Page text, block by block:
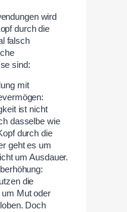
wird
durch die
falsch
sind:
mit
ist nicht
dasselbe wie
durch die
geht es um
um Ausdauer.
die
Mut oder
Doch